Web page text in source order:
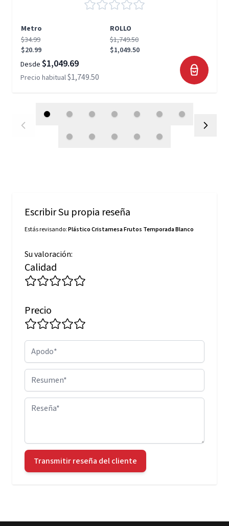
Metro
ROLLO
$34.99
$20.99
$1,749.50
$1,049.50
Desde $1,049.69
Precio habitual$1,749.50
Escribir Su propia reseña
Estás revisando:Plástico Cristamesa Frutos Temporada Blanco
Su valoración:
Calidad
Precio
Apodo
Resumen
Reseña
Transmitir reseña del cliente